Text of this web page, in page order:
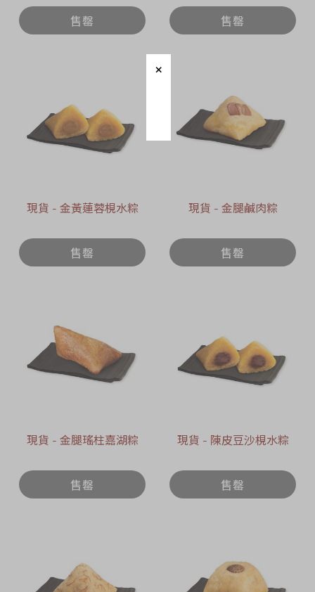
日期 : 2026年6月12日)
售罄
售罄
現貨 - 金黃蓮蓉梘水粽
售罄
現貨 - 金腿鹹肉粽
售罄
現貨 - 金腿瑤柱嘉湖粽
售罄
現貨 - 陳皮豆沙梘水粽
售罄